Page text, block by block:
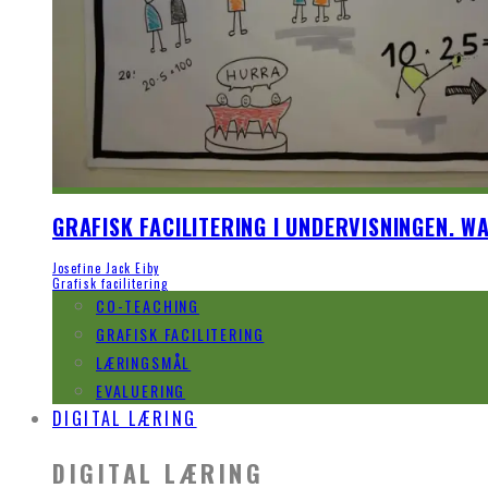
GRAFISK FACILITERING I UNDERVISNINGEN.
Josefine Jack Eiby
Grafisk facilitering
CO-TEACHING
GRAFISK FACILITERING
LÆRINGSMÅL
EVALUERING
DIGITAL LÆRING
DIGITAL LÆRING